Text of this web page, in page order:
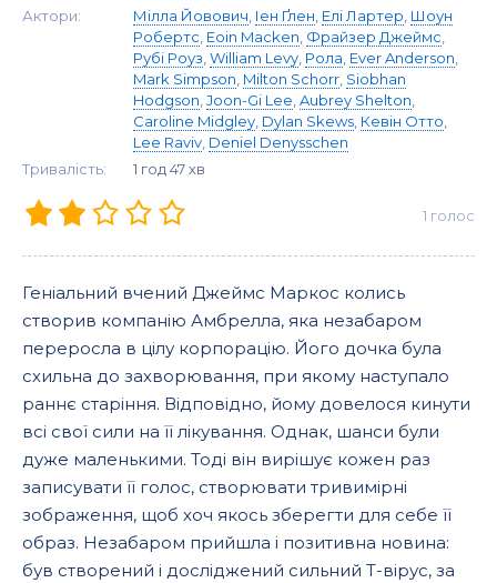
Актори:
Мілла Йовович Іен Ґлен Елі Лартер Шоун
Робертс Eoin Macken Фрайзер Джеймс
Рубі Роуз William Levy Рола Ever Anderson
Mark Simpson Milton Schorr Siobhan
Hodgson Joon-Gi Lee Aubrey Shelton
Caroline Midgley Dylan Skews Кевін Отто
Lee Raviv Deniel Denysschen
Тривалість:
1 год 47 хв
1 голос
Геніальний вчений Джеймс Маркос колись
створив компанію Амбрелла, яка незабаром
переросла в цілу корпорацію. Його дочка була
схильна до захворювання, при якому наступало
раннє старіння. Відповідно, йому довелося кинути
всі свої сили на її лікування. Однак, шанси були
дуже маленькими. Тоді він вирішує кожен раз
записувати її голос, створювати тривимірні
зображення, щоб хоч якось зберегти для себе її
образ. Незабаром прийшла і позитивна новина:
був створений і досліджений сильний T-вірус, за